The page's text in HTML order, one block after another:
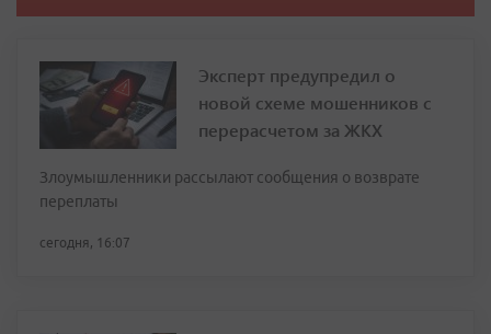
Эксперт предупредил о
новой схеме мошенников с
перерасчетом за ЖКХ
Злоумышленники рассылают сообщения о возврате
переплаты
сегодня, 16:07